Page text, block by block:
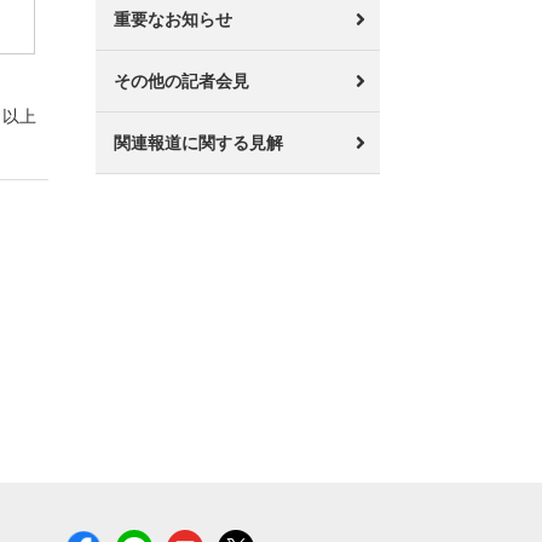
以上
重要なお知らせ
その他の記者会見
関連報道に関する見解